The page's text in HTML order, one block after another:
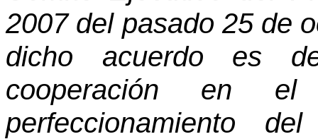
2007 del pasado 25 de
dicho acuerdo es
cooperación en
perfeccionamiento